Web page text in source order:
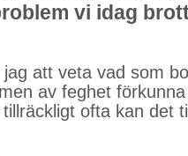
vi idag
jag att veta vad som
av feghet
ofta kan det